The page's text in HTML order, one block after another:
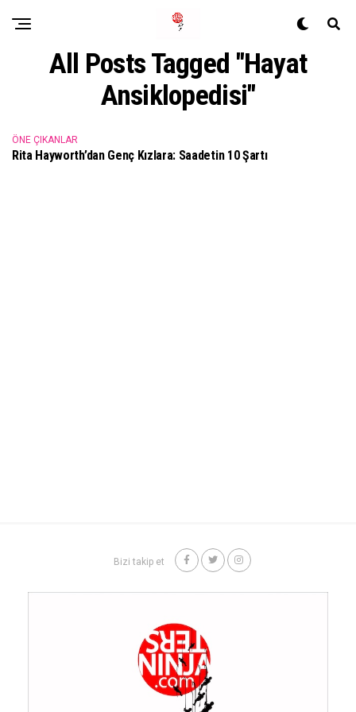
All Posts Tagged "Hayat
Ansiklopedisi"
ÖNE ÇIKANLAR
Rita Hayworth’dan Genç Kızlara: Saadetin 10 Şartı
Bizi takip et